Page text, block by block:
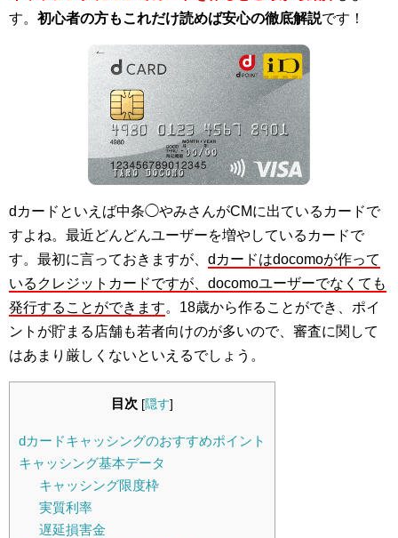
す。 初心者の方もこれだけ読めば安心の徹底解説です！
dカードといえば中条◯やみさんがCMに出ているカードで
すよね。最近どんどんユーザーを増やしているカードで
す。最初に言っておきますが、 dカードはdocomoが作って
いるクレジットカードですが、docomoユーザーでなくても
発行することができます。18歳から作ることができ、ポイ
ントが貯まる店舗も若者向けのが多いので、審査に関して
はあまり厳しくないといえるでしょう。
目次 [隠す]
dカードキャッシングのおすすめポイント
キャッシング基本データ
キャッシング限度枠
実質利率
遅延損害金